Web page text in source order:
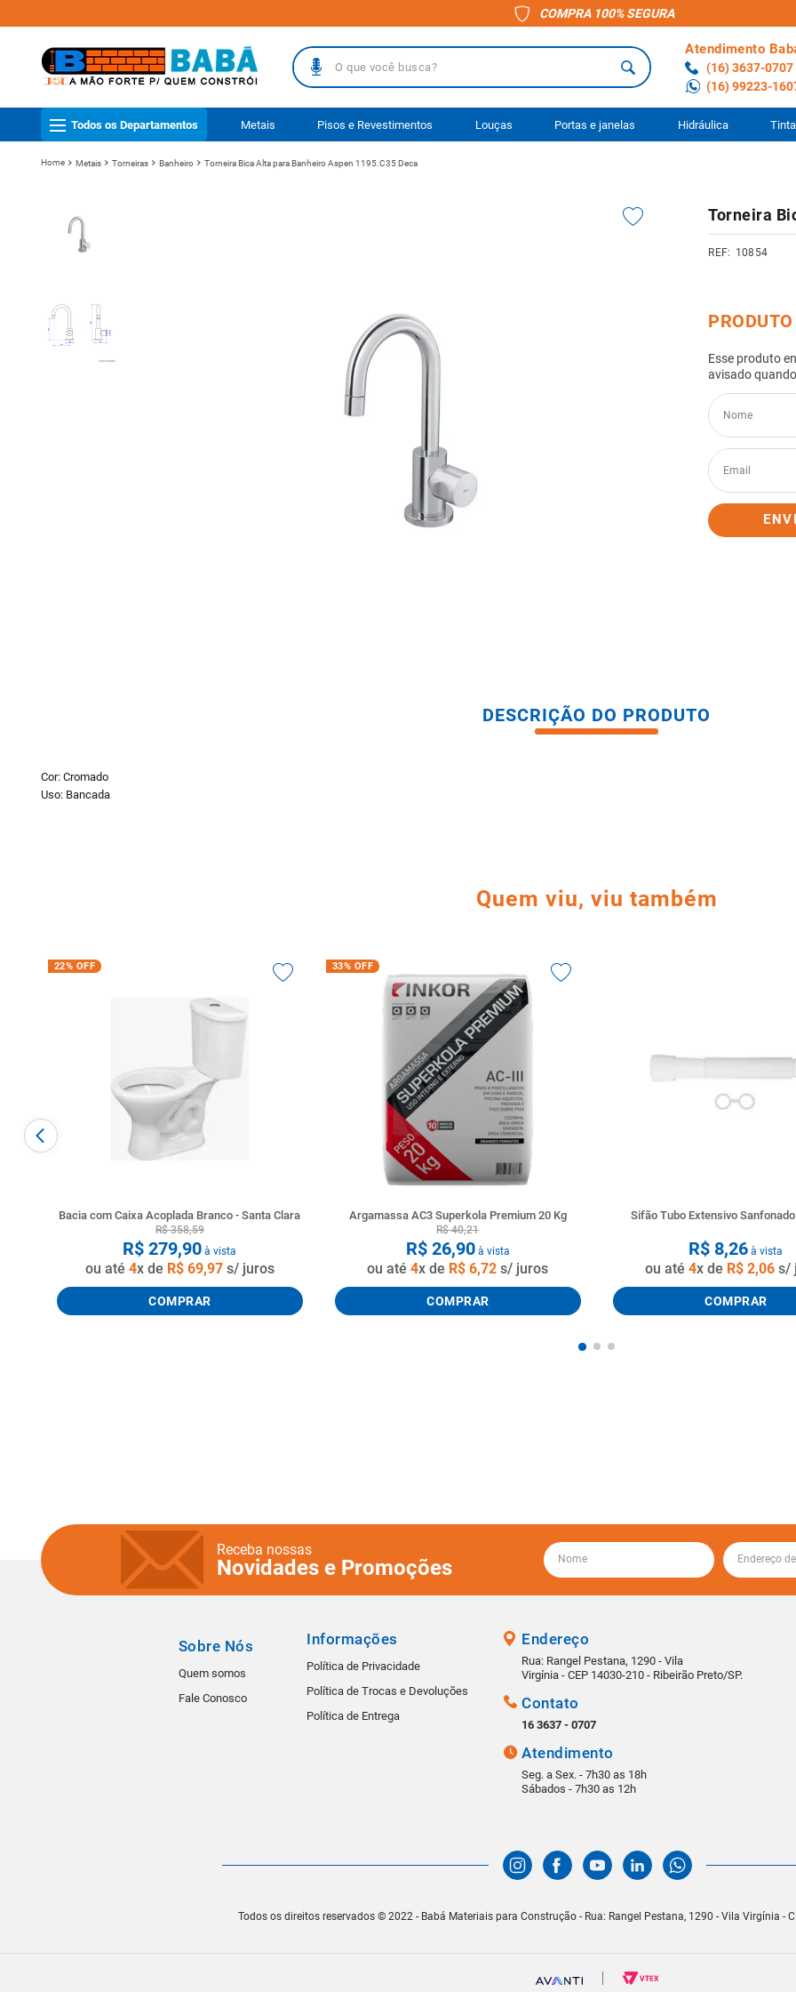
COMPRA 100% SEGURA
O que você busca? Atendimento
(16) 3637-0707
(16) 99223-
Todos os Departamentos Metais Pisos e Revestimentos Louças Portas e janelas Hidráulica
Metais Torneiras Banheiro Torneira Bica Alta para Banheiro Aspen 1195.C35 Deca
Torneira
10854
DESCRIÇÃO DO PRODUTO
Cor: Cromado
Uso: Bancada
Quem viu, viu também
22% OFF
Bacia com Caixa Acoplada Branco - Santa Clara
R$ 358,59
R$ 279,90 à vista
ou até 4x de R$ 69,97s/ juros
COMPRAR
33% OFF
Argamassa AC3 Superkola Premium 20 Kg
R$ 40,21
R$ 26,90à vista
ou até4x de R$ 6,72 s/ juros
COMPRAR
Sifão Tubo Extensivo
R$ 8,26 à vista
ou até4x de R$ 2,06 s/
COMPRAR
Receba nossas
Novidades e Promoções
Sobre Nós
Quem somos
Fale Conosco
Informações
Política de Privacidade
Política de Trocas e Devoluções
Política de Entrega
Endereço
Rua: Rangel Pestana, 1290 - Vila
Virgínia - CEP 14030-210 - Ribeirão Preto/SP.
Contato
16 3637 - 0707
Atendimento
Seg. a Sex. - 7h30 as 18h
Sábados - 7h30 as 12h
Todos os direitos reservados © 2022 - Babá Materiais para Construção - Rua: Rangel Pestana, 1290 - Vila Virgínia -
TERMOS MAIS BUSCADOS
1º piso
telha fibrocimento
pisos
porta
vaso sanitario caixa acoplada